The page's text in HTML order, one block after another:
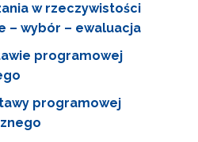
w rzeczywistości
– wybór – ewaluacja
programowej
programowej